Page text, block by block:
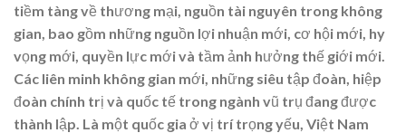
tiềm tàng về thương mại, nguồn tài nguyên trong không
gian, bao gồm những nguồn lợi nhuận mới, cơ hội mới, hy
vọng mới, quyền lực mới và tầm ảnh hưởng thế giới mới.
Các liên minh không gian mới, những siêu tập đoàn, hiệp
đoàn chính trị và quốc tế trong ngành vũ trụ đang được
thành lập. Là một quốc gia ở vị trí trọng yếu, Việt Nam